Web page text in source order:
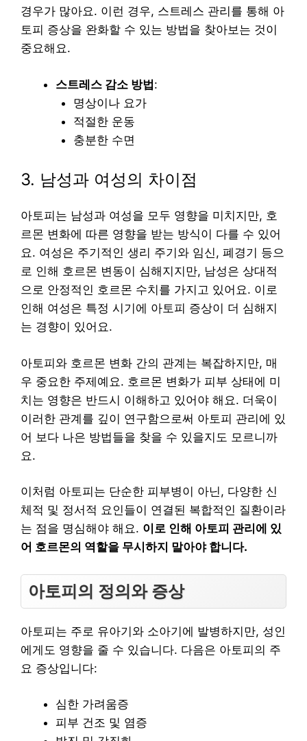
경우가 많아요. 이런 경우, 스트레스 관리를 통해 아
토피 증상을 완화할 수 있는 방법을 찾아보는 것이
중요해요.
스트레스 감소 방법:
명상이나 요가
적절한 운동
충분한 수면
3. 남성과 여성의 차이점
아토피는 남성과 여성을 모두 영향을 미치지만, 호
르몬 변화에 따른 영향을 받는 방식이 다를 수 있어
요. 여성은 주기적인 생리 주기와 임신, 폐경기 등으
로 인해 호르몬 변동이 심해지지만, 남성은 상대적
으로 안정적인 호르몬 수치를 가지고 있어요. 이로
인해 여성은 특정 시기에 아토피 증상이 더 심해지
는 경향이 있어요.
아토피와 호르몬 변화 간의 관계는 복잡하지만, 매
우 중요한 주제예요. 호르몬 변화가 피부 상태에 미
치는 영향은 반드시 이해하고 있어야 해요. 더욱이
이러한 관계를 깊이 연구함으로써 아토피 관리에 있
어 보다 나은 방법들을 찾을 수 있을지도 모르니까
요.
이처럼 아토피는 단순한 피부병이 아닌, 다양한 신
체적 및 정서적 요인들이 연결된 복합적인 질환이라
는 점을 명심해야 해요. 이로 인해 아토피 관리에 있
어 호르몬의 역할을 무시하지 말아야 합니다.
아토피의 정의와 증상
아토피는 주로 유아기와 소아기에 발병하지만, 성인
에게도 영향을 줄 수 있습니다. 다음은 아토피의 주
요 증상입니다:
심한 가려움증
피부 건조 및 염증